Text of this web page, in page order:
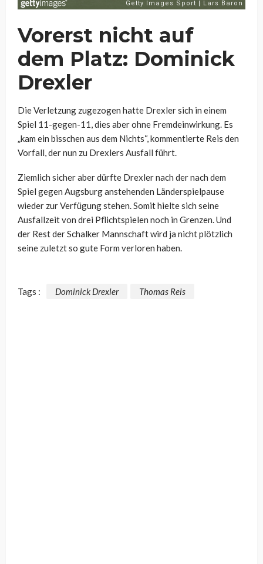
Vorerst nicht auf
dem Platz: Dominick
Drexler
Die Verletzung zugezogen hatte Drexler sich in einem
Spiel 11-gegen-11, dies aber ohne Fremdeinwirkung. Es
„kam ein bisschen aus dem Nichts“, kommentierte Reis den
Vorfall, der nun zu Drexlers Ausfall führt.
Ziemlich sicher aber dürfte Drexler nach der nach dem
Spiel gegen Augsburg anstehenden Länderspielpause
wieder zur Verfügung stehen. Somit hielte sich seine
Ausfallzeit von drei Pflichtspielen noch in Grenzen. Und
der Rest der Schalker Mannschaft wird ja nicht plötzlich
seine zuletzt so gute Form verloren haben.
Tags : Dominick Drexler Thomas Reis